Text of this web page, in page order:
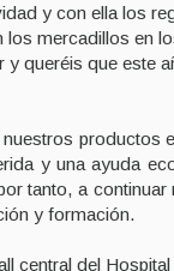
y con ella los
los mercadillos en
y queréis que este
productos
y una ayuda
tanto, a
y formación.
central del